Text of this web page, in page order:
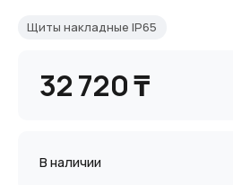
Щиты накладные IP65
32 720 ₸
В наличии